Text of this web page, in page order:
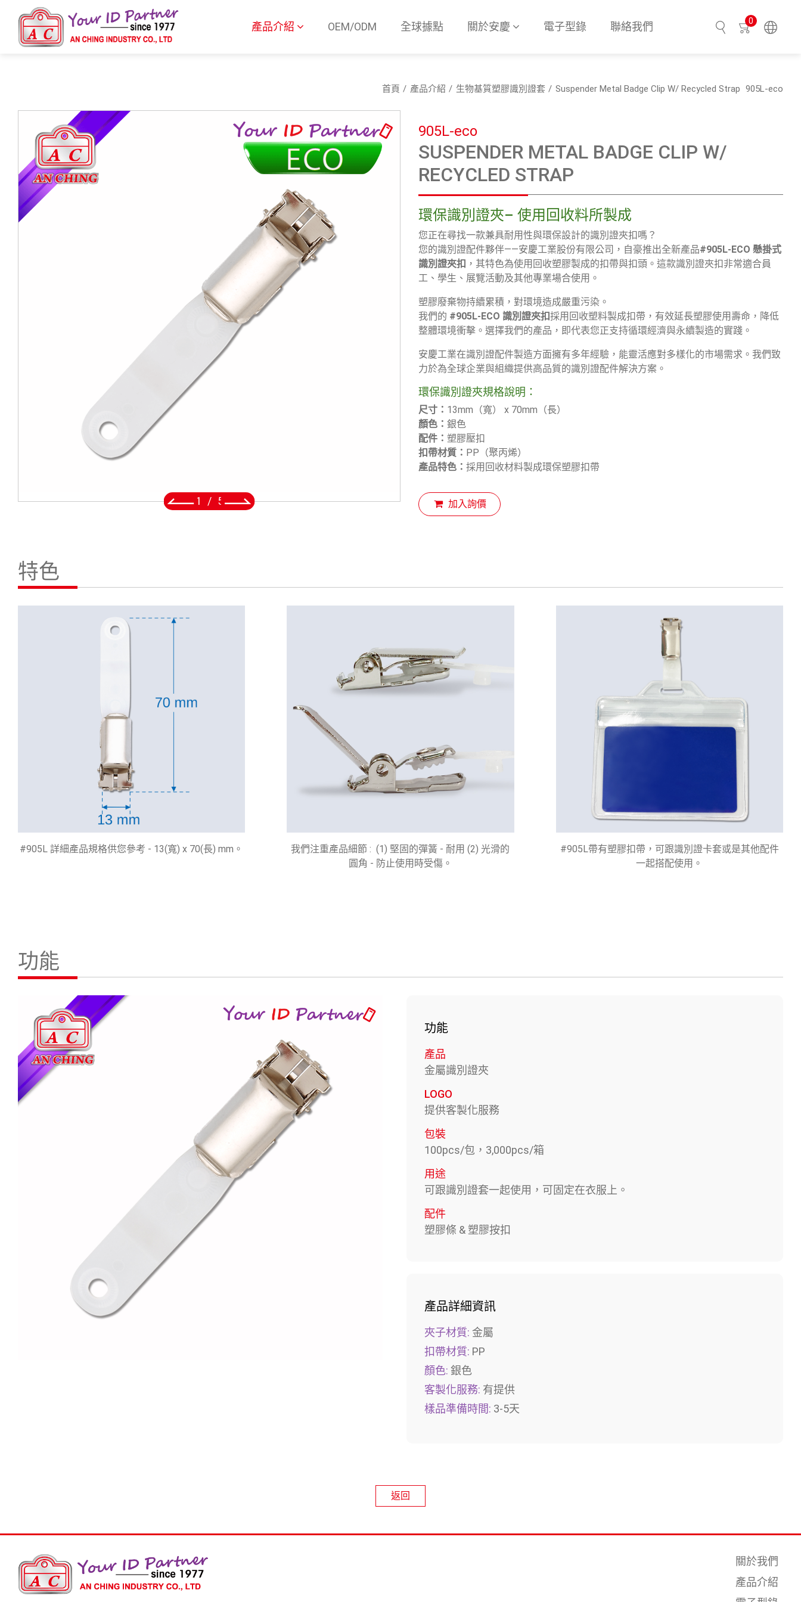
產品介紹 OEM/ODM 全球據點 關於安慶 電子型錄 聯絡我們 0
首頁 產品介紹 生物基質塑膠識別證套 Suspender Metal Badge Clip W/ Recycled Strap 905L-eco
2 / 5
905L-eco
SUSPENDER METAL BADGE CLIP W/
RECYCLED STRAP
環保識別證夾– 使用回收料所製成
您正在尋找一款兼具耐用性與環保設計的識別證夾扣嗎？
您的識別證配件夥伴——安慶工業股份有限公司，自豪推出全新產品#905L-ECO 懸掛式
識別證夾扣 ，其特色為使用回收塑膠製成的扣帶與扣頭。這款識別證夾扣非常適合員
工、學生、展覽活動及其他專業場合使用。
塑膠廢棄物持續累積，對環境造成嚴重污染。
我們的 #905L-ECO 識別證夾扣採用回收塑料製成扣帶，有效延長塑膠使用壽命，降低
整體環境衝擊。選擇我們的產品，即代表您正支持循環經濟與永續製造的實踐。
安慶工業在識別證配件製造方面擁有多年經驗，能靈活應對多樣化的市場需求。我們致
力於為全球企業與組織提供高品質的識別證配件解決方案。
環保識別證夾規格說明：
尺寸： 13mm（寬） x 70mm（長）
顏色： 銀色
配件： 塑膠壓扣
扣帶材質： PP（聚丙烯）
產品特色： 採用回收材料製成環保塑膠扣帶
加入詢價
特色
#905L 詳細產品規格供您參考 - 13(寬) x 70(長) mm。
我們注重產品細節 : (1) 堅固的彈簧 - 耐用 (2) 光滑的
圓角 - 防止使用時受傷。
#905L帶有塑膠扣帶，可跟識別證卡套或是其他配件
一起搭配使用。
功能
功能
產品
金屬識別證夾
LOGO
提供客製化服務
包裝
100pcs/包，3,000pcs/箱
用途
可跟識別證套一起使用，可固定在衣服上。
配件
塑膠條 & 塑膠按扣
產品詳細資訊
夾子材質: 金屬
扣帶材質: PP
顏色: 銀色
客製化服務: 有提供
樣品準備時間: 3-5天
返回
關於我們
產品介紹
搜尋
產品介紹
生物基質塑膠識別證套
識別證套